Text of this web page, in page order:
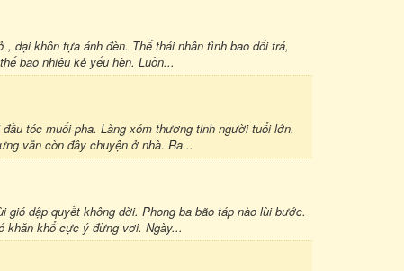
dại khôn tựa ánh đèn. Thế thái nhân tình bao dối trá,
bao nhiêu kẻ yếu hèn. Luồn...
tóc muối pha. Làng xóm thương tinh người tuổi lớn.
vẫn còn đây chuyện ở nhà. Ra...
dập quyềt không dời. Phong ba bão táp nào lùi bước.
khăn khổ cực ý đừng vơi. Ngày...